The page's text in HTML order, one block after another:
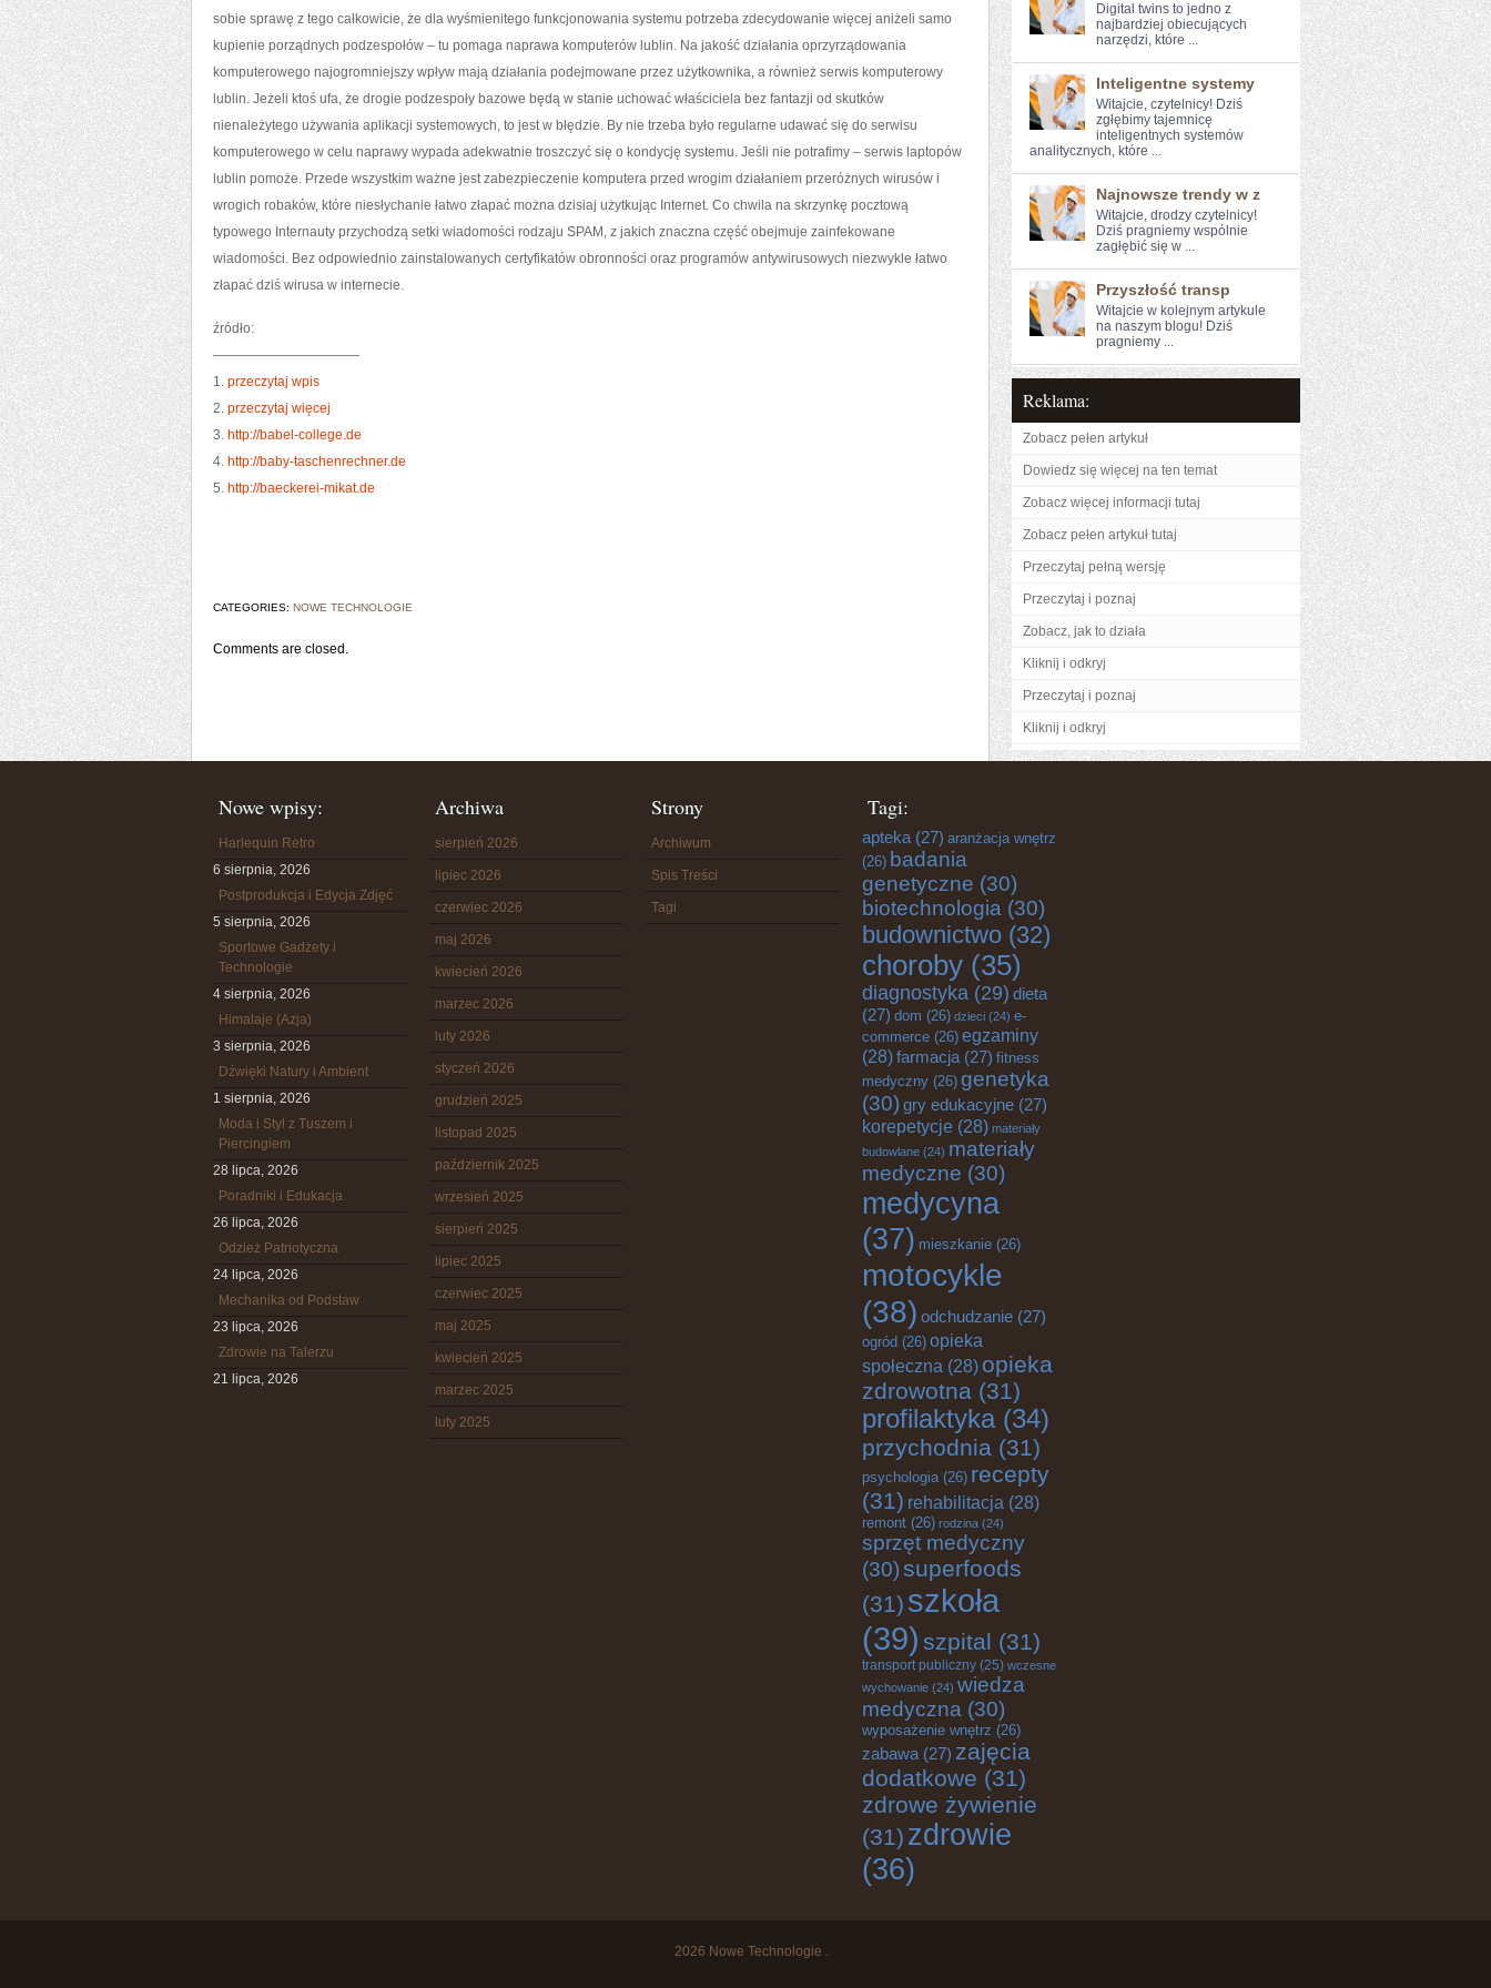
DZIAŁANIEM
sobie sprawę z tego całkowicie, że dla wyśmienitego funkcjonowania systemu potrzeba zdecydowanie więcej aniżeli samo
kupienie porządnych podzespołów – tu pomaga naprawa komputerów lublin. Na jakość działania oprzyrządowania
komputerowego najogromniejszy wpływ mają działania podejmowane przez użytkownika, a również serwis komputerowy
lublin. Jeżeli ktoś ufa, że drogie podzespoły bazowe będą w stanie uchować właściciela bez fantazji od skutków
nienależytego używania aplikacji systemowych, to jest w błędzie. By nie trzeba było regularne udawać się do serwisu
komputerowego w celu naprawy wypada adekwatnie troszczyć się o kondycję systemu. Jeśli nie potrafimy – serwis laptopów
lublin pomoże. Przede wszystkim ważne jest zabezpieczenie komputera przed wrogim działaniem przeróżnych wirusów i
wrogich robaków, które niesłychanie łatwo złapać można dzisiaj użytkując Internet. Co chwila na skrzynkę pocztową
typowego Internauty przychodzą setki wiadomości rodzaju SPAM, z jakich znaczna część obejmuje zainfekowane
wiadomości. Bez odpowiednio zainstalowanych certyfikatów obronności oraz programów antywirusowych niezwykle łatwo
złapać dziś wirusa w internecie.
źródło:
———————————
1. przeczytaj wpis
2. przeczytaj więcej
3. http://babel-college.de
4. http://baby-taschenrechner.de
5. http://baeckerei-mikat.de
CATEGORIES: NOWE TECHNOLOGIE
Comments are closed.
Digital twins to jedno⁤ z⁤
najbardziej obiecujących⁤
narzędzi, które ...
Inteligentne systemy
Witajcie, czytelnicy! Dziś
⁣zgłębimy tajemnicę
inteligentnych‌ systemów⁢
analitycznych, które ...
Najnowsze trendy w z
Witajcie, drodzy czytelnicy!
Dziś pragniemy wspólnie ​
zagłębić się w ...
Przyszłość transp
Witajcie ​w kolejnym artykule
na naszym blogu! Dziś
pragniemy ...
Reklama:
Zobacz pełen artykuł
Dowiedz się więcej na ten temat
Zobacz więcej informacji tutaj
Zobacz pełen artykuł tutaj
Przeczytaj pełną wersję
Przeczytaj i poznaj
Zobacz, jak to działa
Kliknij i odkryj
Przeczytaj i poznaj
Kliknij i odkryj
Nowe wpisy:
Harlequin Retro
6 sierpnia, 2026
Postprodukcja i Edycja Zdjęć
5 sierpnia, 2026
Sportowe Gadżety i
Technologie
4 sierpnia, 2026
Himalaje (Azja)
3 sierpnia, 2026
Dźwięki Natury i Ambient
1 sierpnia, 2026
Moda i Styl z Tuszem i
Piercingiem
28 lipca, 2026
Poradniki i Edukacja
26 lipca, 2026
Odzież Patriotyczna
24 lipca, 2026
Mechanika od Podstaw
23 lipca, 2026
Zdrowie na Talerzu
21 lipca, 2026
Archiwa
sierpień 2026
lipiec 2026
czerwiec 2026
maj 2026
kwiecień 2026
marzec 2026
luty 2026
styczeń 2026
grudzień 2025
listopad 2025
październik 2025
wrzesień 2025
sierpień 2025
lipiec 2025
czerwiec 2025
maj 2025
kwiecień 2025
marzec 2025
luty 2025
Strony
Archiwum
Spis Treści
Tagi
Tagi:
apteka (27) aranżacja wnętrz
(26) badania
genetyczne (30)
biotechnologia (30)
budownictwo (32)
choroby (35)
diagnostyka (29) dieta
(27) dom (26) dzieci (24) e-
commerce (26) egzaminy
(28)farmacja (27) fitness
medyczny (26) genetyka
(30) gry edukacyjne (27)
korepetycje (28) materiały
budowlane (24) materiały
medyczne (30)
medycyna
(37) mieszkanie (26)
motocykle
(38) odchudzanie (27)
ogród (26) opieka
społeczna (28) opieka
zdrowotna (31)
profilaktyka(34)
przychodnia (31)
psychologia(26) recepty
(31) rehabilitacja (28)
remont (26) rodzina (24)
sprzęt medyczny
(30)superfoods
(31) szkoła
(39) szpital (31)
transport publiczny (25) wczesne
wychowanie (24) wiedza
medyczna (30)
wyposażenie wnętrz (26)
zabawa (27) zajęcia
dodatkowe (31)
zdrowe żywienie
(31) zdrowie
(36)
2026 Nowe Technologie .